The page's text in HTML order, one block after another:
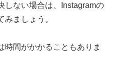
しない場合は、Instagramの
ましょう。
時間がかかることもありま